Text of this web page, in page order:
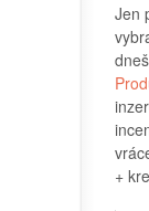
Jen
+